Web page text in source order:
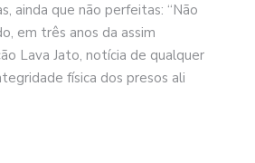
ainda que não perfeitas: “Não
em três anos da assim
Lava Jato, notícia de qualquer
física dos presos ali